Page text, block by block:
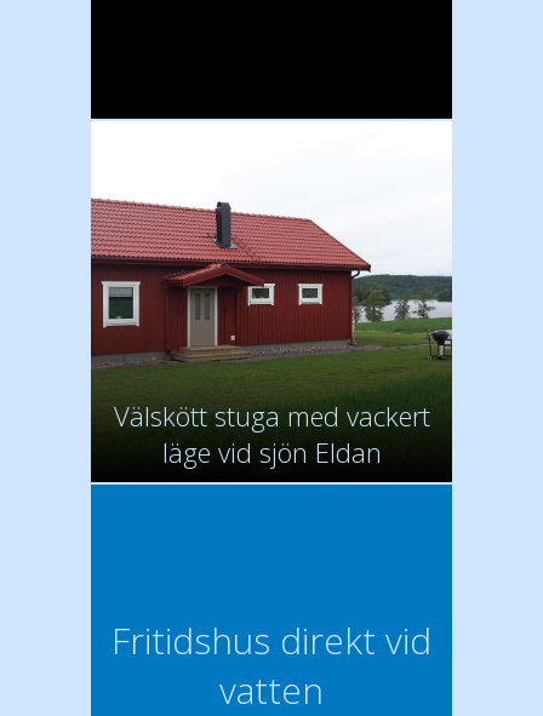
Välskött stuga med vackert
läge vid sjön Eldan
Fritidshus direkt vid
vatten